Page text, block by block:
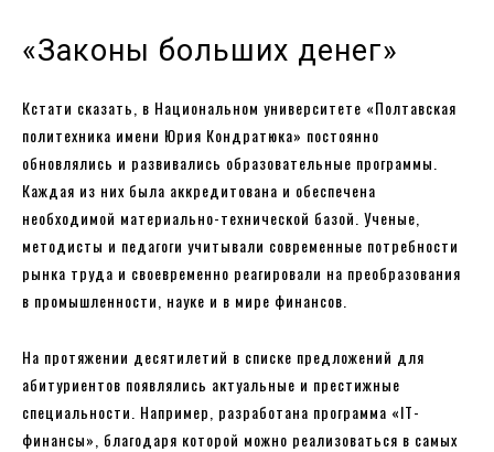
«Законы больших денег»
Кстати сказать, в Национальном университете «Полтавская
политехника имени Юрия Кондратюка» постоянно
обновлялись и развивались образовательные программы.
Каждая из них была аккредитована и обеспечена
необходимой материально-технической базой. Ученые,
методисты и педагоги учитывали современные потребности
рынка труда и своевременно реагировали на преобразования
в промышленности, науке и в мире финансов.
На протяжении десятилетий в списке предложений для
абитуриентов появлялись актуальные и престижные
специальности. Например, разработана программа «IT-
финансы», благодаря которой можно реализоваться в самых